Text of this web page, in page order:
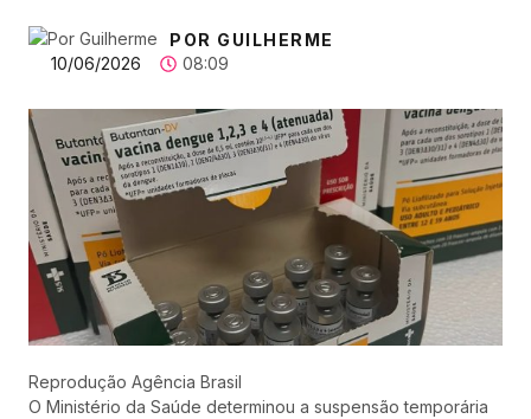
POR GUILHERME
10/06/2026
08:09
Reprodução Agência Brasil
O Ministério da Saúde determinou a suspensão temporária